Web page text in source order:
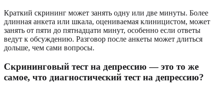
Краткий скрининг может занять одну или две минуты. Более
длинная анкета или шкала, оцениваемая клиницистом, может
занять от пяти до пятнадцати минут, особенно если ответы
ведут к обсуждению. Разговор после анкеты может длиться
дольше, чем сами вопросы.
Скрининговый тест на депрессию — это то же
самое, что диагностический тест на депрессию?